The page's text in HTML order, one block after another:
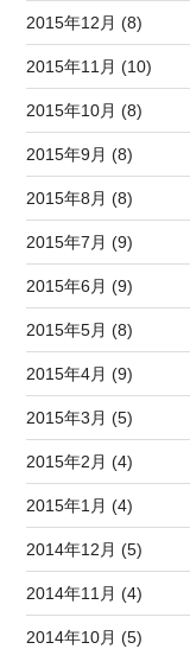
2015年12月 (8)
2015年11月 (10)
2015年10月 (8)
2015年9月 (8)
2015年8月 (8)
2015年7月 (9)
2015年6月 (9)
2015年5月 (8)
2015年4月 (9)
2015年3月 (5)
2015年2月 (4)
2015年1月 (4)
2014年12月 (5)
2014年11月 (4)
2014年10月 (5)